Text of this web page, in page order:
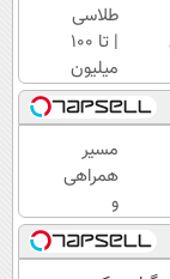
طلاسی
| تا 100
میلیون
وام
آنی
خرید
طلا💰
ثبت
نام
کن!
مسیر
همراهی
و
گزارش
عملکرد